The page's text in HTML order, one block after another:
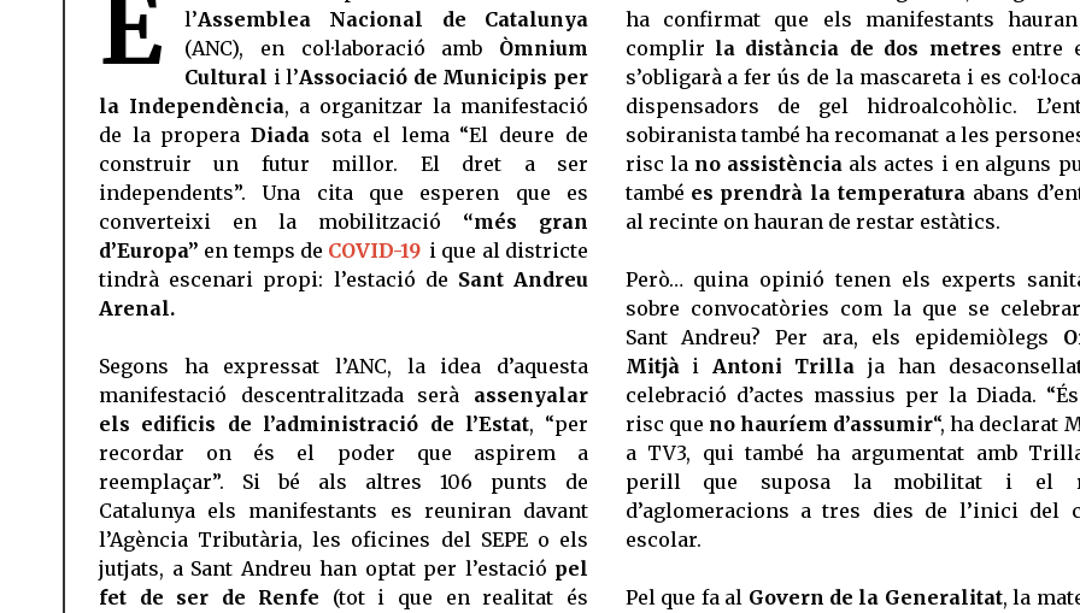
E
l’Assemblea Nacional de Catalunya
(ANC), en col·laboració amb Òmnium
Cultural i l’Associació de Municipis per
la Independència, a organitzar la manifestació
de la propera Diada sota el lema “El deure de
construir un futur millor. El dret a ser
independents”. Una cita que esperen que es
converteixi en la mobilització “més gran
d’Europa” en temps de COVID-19 i que al districte
tindrà escenari propi: l’estació de Sant Andreu
Arenal.
Segons ha expressat l’ANC, la idea d’aquesta
manifestació descentralitzada serà assenyalar
els edificis de l’administració de l’Estat, “per
recordar on és el poder que aspirem a
reemplaçar”. Si bé als altres 106 punts de
Catalunya els manifestants es reuniran davant
l’Agència Tributària, les oficines del SEPE o els
jutjats, a Sant Andreu han optat per l’estació pel
fet de ser de Renfe (tot i que en realitat és
ha confirmat que els manifestants
complir la distància de dos metres entre
s’obligarà a fer ús de la mascareta i es
dispensadors de gel hidroalcohòlic.
sobiranista també ha recomanat a les
risc la no assistènciaals actes i en alguns
també es prendrà la temperaturaabans
al recinte on hauran de restar estàtics.
Però… quina opinió tenen els experts
sobre convocatòries com la que se
Sant Andreu? Per ara, els epidemiòlegs
Mitjài Antoni Trillaja han
celebració d’actes massius per la Diada.
risc que no hauríem d’assumir“, ha declarat
a TV3, qui també ha argumentat amb
perill que suposa la mobilitat i el
d’aglomeracions a tres dies de l’inici del
escolar.
Pel que fa al Govern de la Generalitat, la